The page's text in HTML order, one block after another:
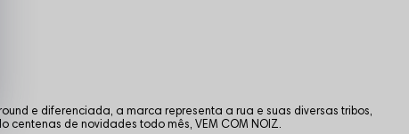
e diferenciada, a marca representa a rua e suas diversas tribos,
de novidades todo mês, VEM COM NOIZ.